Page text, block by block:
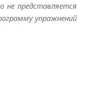
не представляется
упражнений